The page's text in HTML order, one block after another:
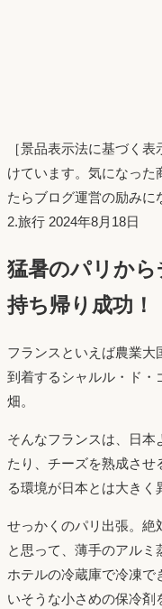
［景品表示法に基づく
けています。気になった
たらブログ運営の励みに
2.旅行 投
日：
2024年8月18日
猛暑のパリか
持ち帰り成功！
フランスといえば農業
到着するシャルル・ド・
畑。
そんなフランスは、日本
たり、チーズを熟成させ
る環境が日本とは大きく
せっかくのパリ出張。絶
と思って、薄手のアルミ
ホテルの冷蔵庫で冷凍で
いそうな小さめの保冷剤